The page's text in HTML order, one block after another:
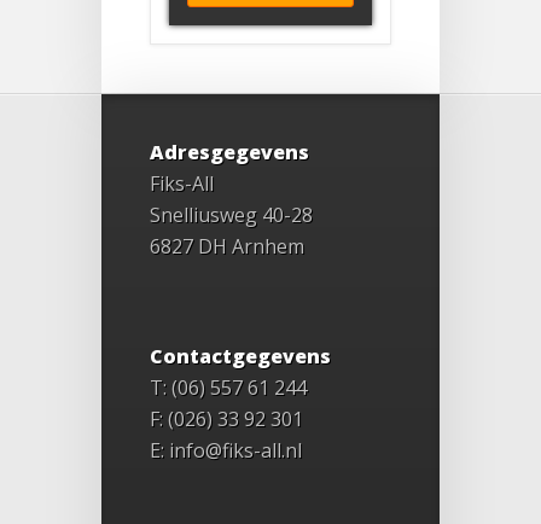
Adresgegevens
Fiks-All
Snelliusweg 40-28
6827 DH Arnhem
Contactgegevens
T: (06) 557 61 244
F: (026) 33 92 301
E: info@fiks-all.nl